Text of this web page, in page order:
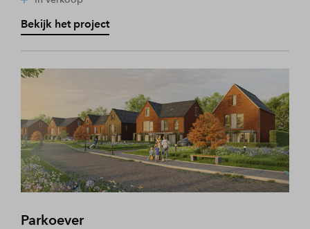
Bekijk het project
Parkoever